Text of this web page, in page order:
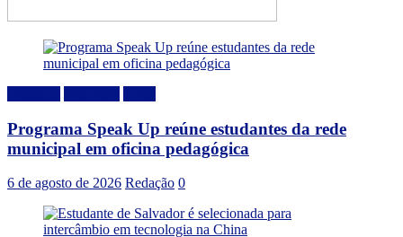
Programa Speak Up reúne estudantes da rede
municipal em oficina pedagógica
6 de agosto de 2026 Redação 0